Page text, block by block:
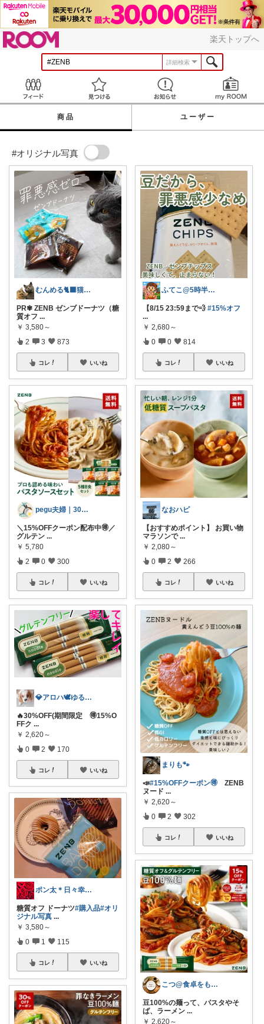
楽天トップへ
詳細検索
見つける お知らせ
商品 ユーザー
#オリジナル写真
むんめる🐈‍⬛猫と快適ライフ🐈朝コレ
PR✾ ZENB ゼンブドーナツ（糖
質オフ ...
￥ 3,580～
2 3 873
コレ いいね
pegu夫婦｜30代ふたり暮らし🌿
＼15%OFFクーポン配布中🉐／
グルテン ...
￥ 5,780
2 0 300
コレ いいね
💎アロハ🕊️ゆる無添加🔥身体に優し
🔥30%OFF(期間限定 🉐15%O
FFク ...
￥ 2,620～
0 2 170
コレ いいね
ポン太＊日々幸せ＊お買物感謝♡
糖質オフ ドーナツ#購入品#オリ
ジナル写真 ...
￥ 3,580～
0 1 115
コレ いいね
ふてこ@5時半頃ｺﾚ/京都のｲｲもの🍵
【8/15 23:59まで💨 #15%オフ
...
￥ 2,680～
0 0 814
コレ いいね
なおハピ
【おすすめポイント】 お買い物
マラソンで ...
￥ 2,080～
0 2 266
コレ いいね
まりも🐾
📣#15%OFFクーポン🉐 ZENB
ヌード ...
￥ 2,620～
0 2 302
コレ いいね
こつ@食卓をもっと楽しく♪
豆100%の麺って、パスタやそ
ば、ラーメン ...
￥ 2,620～